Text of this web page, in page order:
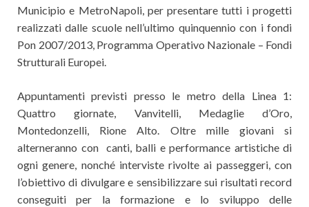
Municipio e MetroNapoli, per presentare tutti i progetti
realizzati dalle scuole nell’ultimo quinquennio con i fondi
Pon 2007/2013, Programma Operativo Nazionale – Fondi
Strutturali Europei.
Appuntamenti previsti presso le metro della Linea 1:
Quattro giornate, Vanvitelli, Medaglie d’Oro,
Montedonzelli, Rione Alto. Oltre mille giovani si
alterneranno con canti, balli e performance artistiche di
ogni genere, nonché interviste rivolte ai passeggeri, con
l’obiettivo di divulgare e sensibilizzare sui risultati record
conseguiti per la formazione e lo sviluppo delle